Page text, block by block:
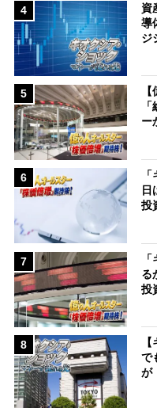
4
資
導
ジ
5
ー
6
日
投
7
る
投
8
で
が